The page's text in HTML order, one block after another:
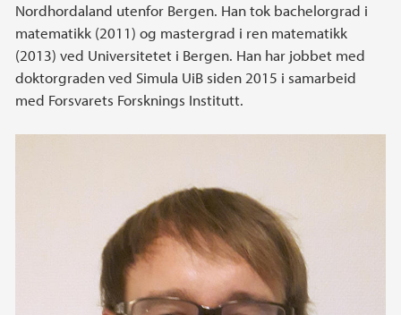
Nordhordaland utenfor Bergen. Han tok bachelorgrad i
matematikk (2011) og mastergrad i ren matematikk
(2013) ved Universitetet i Bergen. Han har jobbet med
doktorgraden ved Simula UiB siden 2015 i samarbeid
med Forsvarets Forsknings Institutt.